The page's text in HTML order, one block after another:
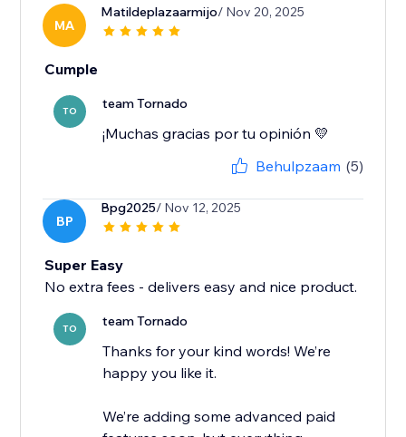
MA
Matildeplazaarmijo/ Nov 20, 2025
Cumple
TO team Tornado
¡Muchas gracias por tu opinión 💛
Behulpzaam (5)
BP
Bpg2025/ Nov 12, 2025
Super Easy
No extra fees - delivers easy and nice product.
TO team Tornado
Thanks for your kind words! We’re
happy you like it.
We’re adding some advanced paid